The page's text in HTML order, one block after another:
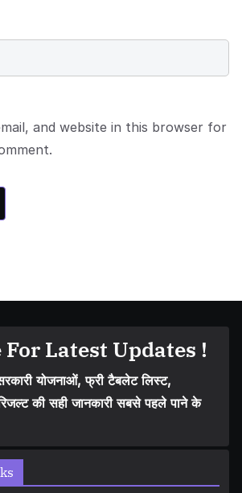
and website in this browser for
Latest Updates !
योजनाओं, फ्री टैबलेट लिस्ट,
की सही जानकारी सबसे पहले पाने के